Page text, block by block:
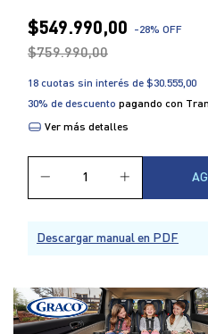
$549.990,00 -28% OFF
$759.990,00
18 cuotas sin interés de $30.555,00
30% de descuento pagando con
Ver más detalles
Descargar manual en PDF